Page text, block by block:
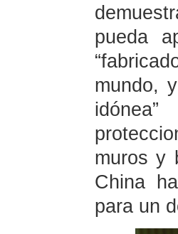
pueda
mundo,
muros y
China
para un